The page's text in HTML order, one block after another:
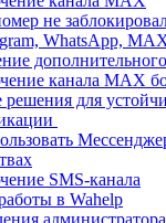
не
WhatsApp,
канала MAX
решения для
SMS‑канала
в Wahelp